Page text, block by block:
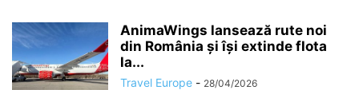
AnimaWings lansează rute noi
din România și își extinde flota
la...
Travel Europe - 28/04/2026